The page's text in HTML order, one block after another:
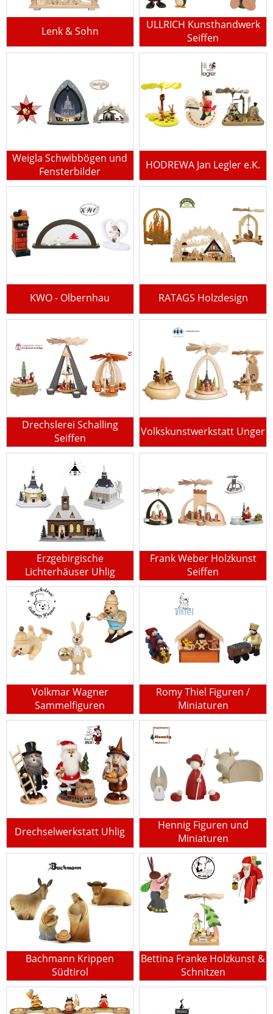
Lenk & Sohn
ULLRICH Kunsthandwerk
Seiffen
Weigla Schwibbögen und
Fensterbilder
HODREWA Jan Legler e.K.
KWO - Olbernhau RATAGS Holzdesign
Drechslerei Schalling
Seiffen
Volkskunstwerkstatt Unger
Erzgebirgische
Lichterhäuser Uhlig
Frank Weber Holzkunst
Seiffen
Volkmar Wagner
Sammelfiguren
Romy Thiel Figuren /
Miniaturen
Drechselwerkstatt Uhlig
Hennig Figuren und
Miniaturen
Bachmann Krippen
Südtirol
Bettina Franke Holzkunst &
Schnitzen